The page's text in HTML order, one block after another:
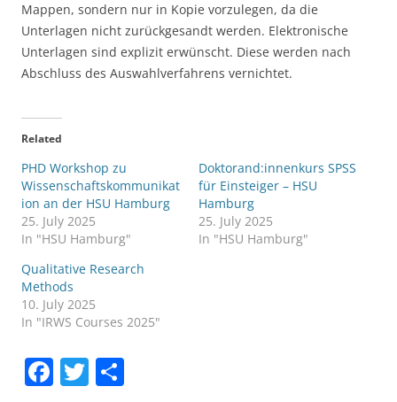
Mappen, sondern nur in Kopie vorzulegen, da die
Unterlagen nicht zurückgesandt werden. Elektronische
Unterlagen sind explizit erwünscht. Diese werden nach
Abschluss des Auswahlverfahrens vernichtet.
Related
PHD Workshop zu
Wissenschaftskommunikat
ion an der HSU Hamburg
25. July 2025
In "HSU Hamburg"
Doktorand:innenkurs SPSS
für Einsteiger – HSU
Hamburg
25. July 2025
In "HSU Hamburg"
Qualitative Research
Methods
10. July 2025
In "IRWS Courses 2025"
F T